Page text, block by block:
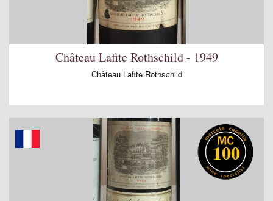
Château Lafite Rothschild - 1949
Château Lafite Rothschild
100